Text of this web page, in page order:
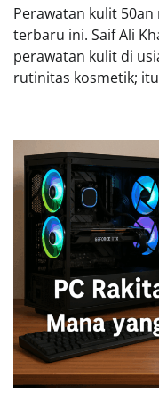
Perawatan kulit
terbaru ini. Saif Ali
perawatan kulit di
rutinitas kosmetik;